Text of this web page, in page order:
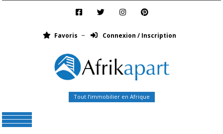
Favoris Connexion / Inscription
Tout l’immobilier en Afrique